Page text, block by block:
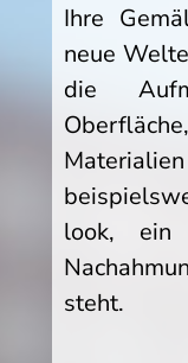
Ihre
neue
die
look,
steht.